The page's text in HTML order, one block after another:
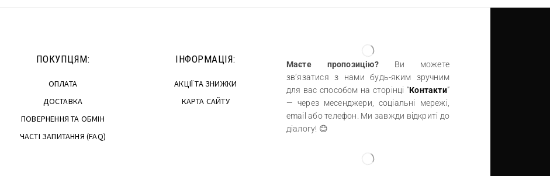
ПОКУПЦЯМ:
ОПЛАТА
ДОСТАВКА
ПОВЕРНЕННЯ ТА ОБМІН
ЧАСТІ ЗАПИТАННЯ (FAQ)
ІНФОРМАЦІЯ:
АКЦІЇ ТА ЗНИЖКИ
КАРТА САЙТУ
Маєте пропозицію?Ви можете
зв’язатися з нами будь-яким зручним
для вас способом на сторінці “Контакти”
— через месенджери, соціальні мережі,
email або телефон. Ми завжди відкриті до
діалогу! 😊